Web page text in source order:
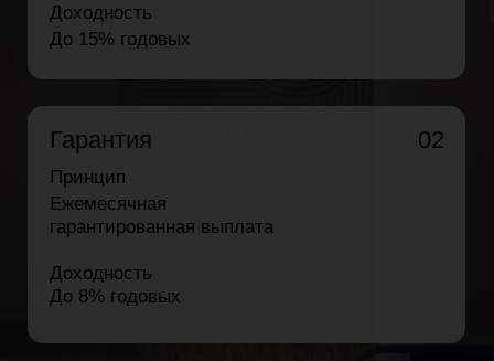
Москву. С первых шагов встречают
стильные лобби.
Интерьеры продуманы до мелочей —
керамогранитом и мягким освещением.
Всё — для ощущения уюта,
индивидуальности и современного ритма.
Локация для жизни и движения